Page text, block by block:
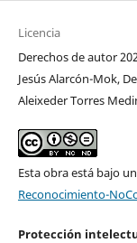
Licencia
Derechos de autor
Jesús Alarcón-Mok,
Aleixeder Torres
Esta obra está bajo
Reconocimiento-
Protección